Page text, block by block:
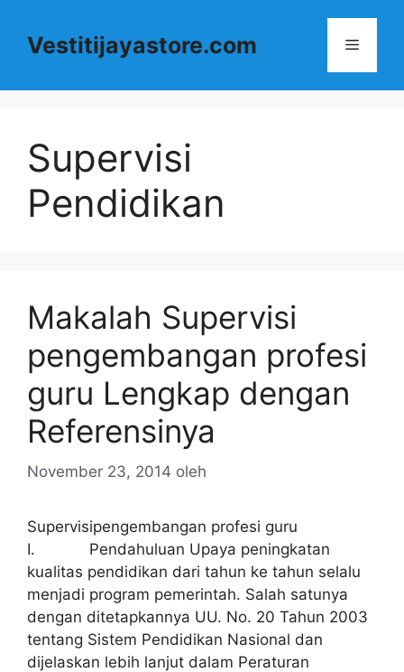
Vestitijayastore.com Menu
Supervisi
Pendidikan
Makalah Supervisi
pengembangan profesi
guru Lengkap dengan
Referensinya
November 23, 2014 oleh
Supervisipengembangan profesi guru
I. Pendahuluan Upaya peningkatan
kualitas pendidikan dari tahun ke tahun selalu
menjadi program pemerintah. Salah satunya
dengan ditetapkannya UU. No. 20 Tahun 2003
tentang Sistem Pendidikan Nasional dan
dijelaskan lebih lanjut dalam Peraturan